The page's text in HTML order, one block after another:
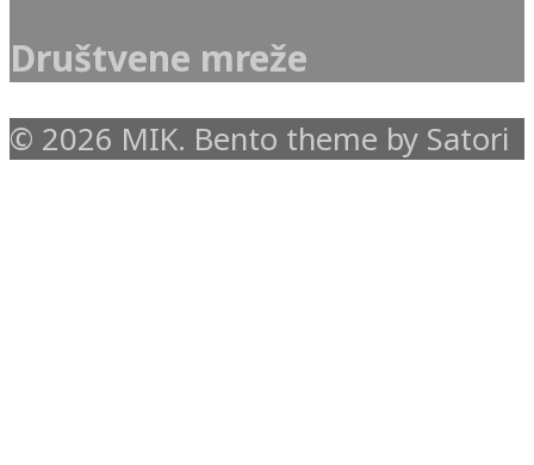
Društvene mreže
© 2026 MIK. Bento theme by Satori